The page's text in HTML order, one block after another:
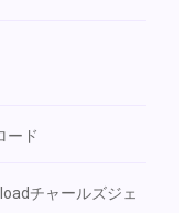
ード
チャールズジェ